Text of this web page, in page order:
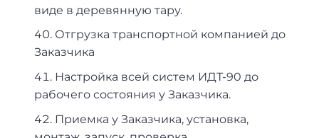
виде в деревянную тару.
Отгрузка транспортной компанией до
Заказчика
Настройка всей систем ИДТ-90 до
рабочего состояния у Заказчика.
Приемка у Заказчика, установка,